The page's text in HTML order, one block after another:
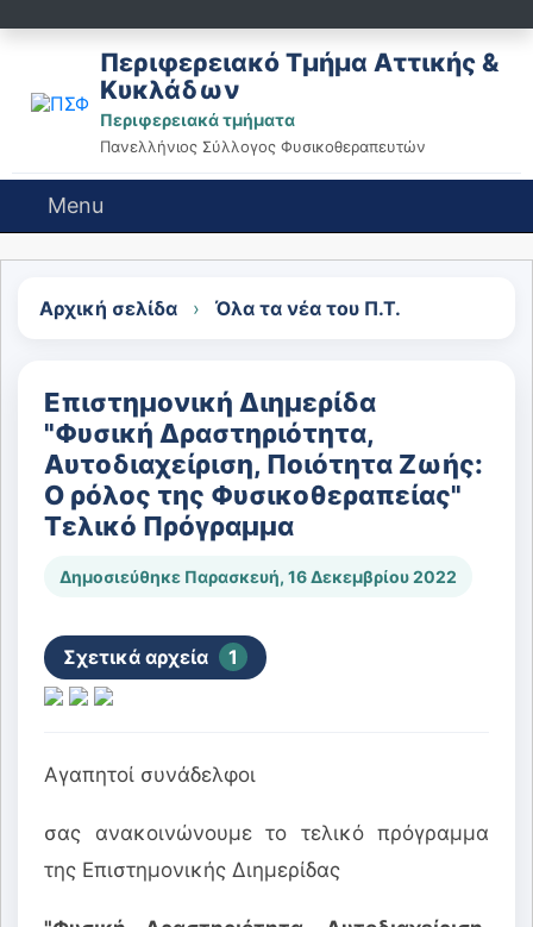
Περιφερειακό Τμήμα Αττικής &
Κυκλάδων
Περιφερειακά τμήματα
Πανελλήνιος Σύλλογος Φυσικοθεραπευτών
Menu
Αρχική σελίδα › Όλα τα νέα του Π.Τ.
Επιστημονική Διημερίδα
"Φυσική Δραστηριότητα,
Αυτοδιαχείριση, Ποιότητα Ζωής:
Ο ρόλος της Φυσικοθεραπείας"
Τελικό Πρόγραμμα
Δημοσιεύθηκε Παρασκευή, 16 Δεκεμβρίου 2022
Σχετικά αρχεία 1
Αγαπητοί συνάδελφοι
σας ανακοινώνουμε το τελικό πρόγραμμα
της Επιστημονικής Διημερίδας